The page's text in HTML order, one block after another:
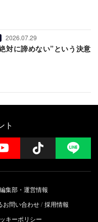
2026.07.29
対に諦めない”という決意
ト
YouTube Follow
編集部・運営情報
お問い合わせ 採用情報
キーポリシー